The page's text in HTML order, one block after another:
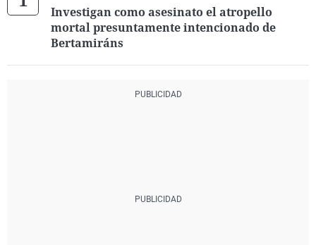
Investigan como asesinato el atropello
mortal presuntamente intencionado de
Bertamiráns